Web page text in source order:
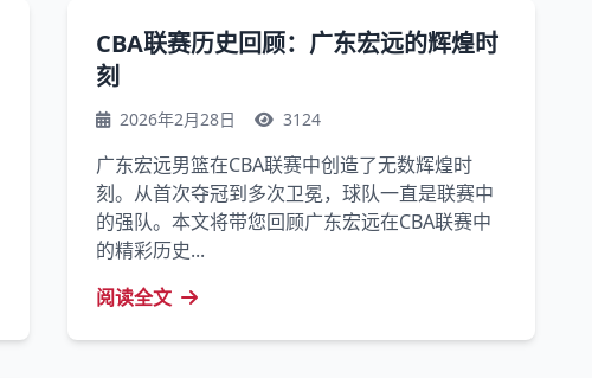
CBA联赛历史回顾：广东宏远的辉煌时
刻
2026年2月28日 3124
广东宏远男篮在CBA联赛中创造了无数辉煌时
刻。从首次夺冠到多次卫冕，球队一直是联赛中
的强队。本文将带您回顾广东宏远在CBA联赛中
的精彩历史...
阅读全文